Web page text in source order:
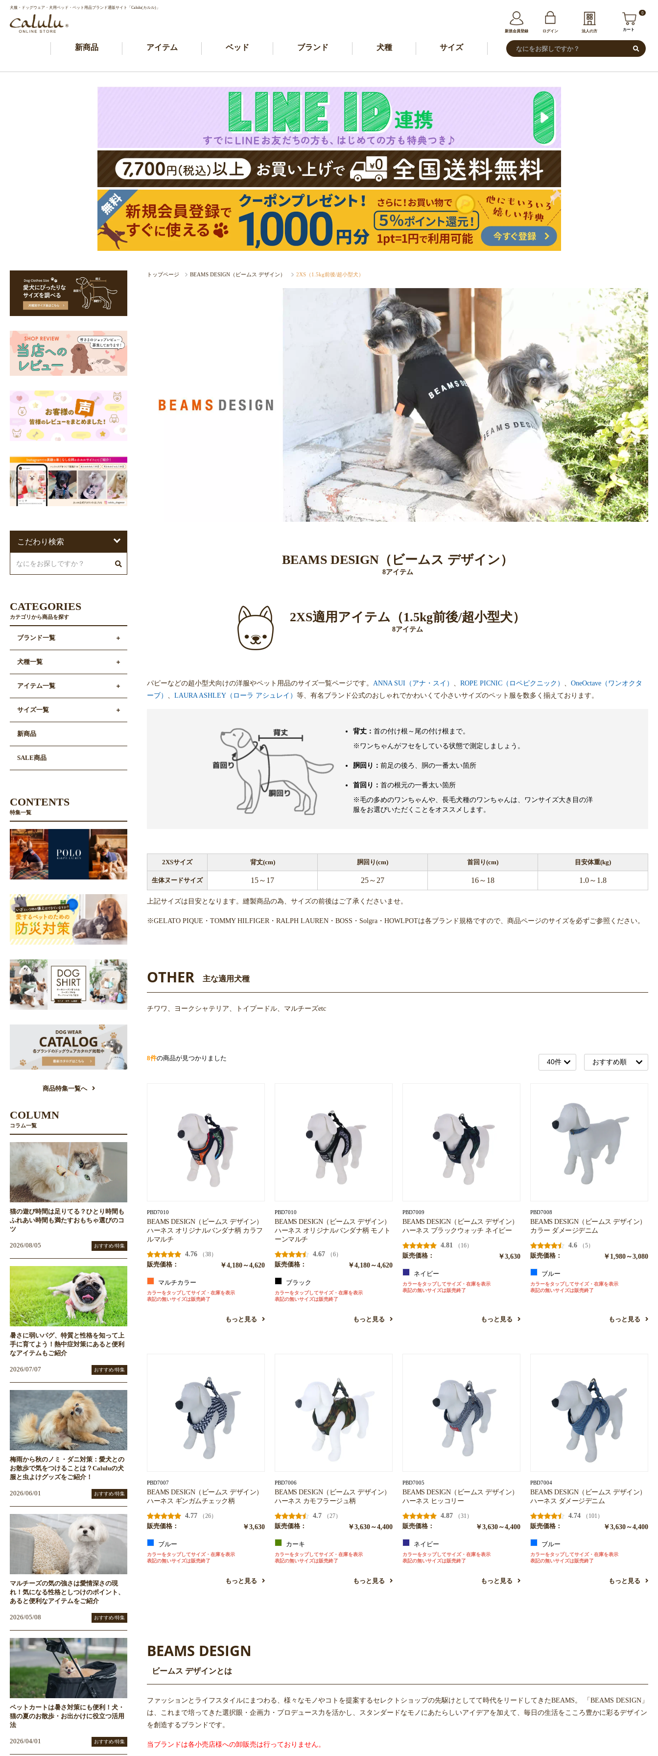
犬服・ドッグウェア・犬用ベッド・ペット用品ブランド通販サイト「Calulu(カルル)」
新規会員登録 ログイン 法人の方
0
カート
新商品 アイテム ベッド ブランド 犬種 サイズ
トップページ BEAMS DESIGN（ビームス デザイン） 2XS（1.5kg前後/超小型犬）
BEAMS DESIGN（ビームス デザイン）
8アイテム
2XS適用アイテム（1.5kg前後/超小型犬）
8アイテム
パピーなどの超小型犬向けの洋服やペット用品のサイズ一覧ページです。 ANNA SUI（アナ・スイ） ROPE PICNIC（ロペピクニック）
OneOctave（ワンオクタ
ーブ）
LAURA ASHLEY（ローラ アシュレイ） 等、有名ブランド公式のおしゃれでかわいくて小さいサイズのペット服を数多く揃えております。
背丈： 首の付け根～尾の付け根まで。
※ワンちゃんがフセをしている状態で測定しましょう。
胴回り： 前足の後ろ、胴の一番太い箇所
首回り： 首の根元の一番太い箇所
※毛の多めのワンちゃんや、長毛犬種のワンちゃんは、ワンサイズ大き目の洋
服をお選びいただくことをオススメします。
2XSサイズ 背丈(cm) 胴回り(cm) 首回り(cm) 目安体重(kg)
生体ヌードサイズ 15～17 25～27 16～18 1.0～1.8
上記サイズは目安となります。縫製商品の為、サイズの前後はご了承くださいませ。
※GELATO PIQUE・TOMMY HILFIGER・RALPH LAUREN・BOSS・Solgra・HOWLPOTは各ブランド規格ですので、商品ページのサイズを必ずご参照ください。
OTHER 主な適用犬種
チワワ、ヨークシャテリア、トイプードル、マルチーズetc
8件の商品が見つかりました
PBD7010
BEAMS DESIGN（ビームス デザイン）
ハーネス オリジナルバンダナ柄 カラフ
ルマルチ
4.76
（38）
販売価格：
￥4,180～4,620
マルチカラー
カラーをタップしてサイズ・在庫を表示
表記の無いサイズは販売終了
もっと見る
PBD7010
BEAMS DESIGN（ビームス デザイン）
ハーネス オリジナルバンダナ柄 モノト
ーンマルチ
4.67
（6）
販売価格：
￥4,180～4,620
ブラック
カラーをタップしてサイズ・在庫を表示
表記の無いサイズは販売終了
もっと見る
PBD7009
BEAMS DESIGN（ビームス デザイン）
ハーネス ブラックウォッチ ネイビー
4.81
（16）
販売価格：
￥3,630
ネイビー
カラーをタップしてサイズ・在庫を表示
表記の無いサイズは販売終了
もっと見る
PBD7008
BEAMS DESIGN（ビームス デザイン）
カラー ダメージデニム
4.6
（5）
販売価格：
￥1,980～3,080
ブルー
カラーをタップしてサイズ・在庫を表示
表記の無いサイズは販売終了
もっと見る
PBD7007
BEAMS DESIGN（ビームス デザイン）
ハーネス ギンガムチェック柄
4.77
（26）
販売価格：
￥3,630
ブルー
カラーをタップしてサイズ・在庫を表示
表記の無いサイズは販売終了
もっと見る
PBD7006
BEAMS DESIGN（ビームス デザイン）
ハーネス カモフラージュ柄
4.7
（27）
販売価格：
￥3,630～4,400
カーキ
カラーをタップしてサイズ・在庫を表示
表記の無いサイズは販売終了
もっと見る
PBD7005
BEAMS DESIGN（ビームス デザイン）
ハーネス ヒッコリー
4.87
（31）
販売価格：
￥3,630～4,400
ネイビー
カラーをタップしてサイズ・在庫を表示
表記の無いサイズは販売終了
もっと見る
PBD7004
BEAMS DESIGN（ビームス デザイン）
ハーネス ダメージデニム
4.74
（101）
販売価格：
￥3,630～4,400
ブルー
カラーをタップしてサイズ・在庫を表示
表記の無いサイズは販売終了
もっと見る
BEAMS DESIGN
ビームス デザインとは
ファッションとライフスタイルにまつわる、様々なモノやコトを提案するセレクトショップの先駆けとしてて時代をリードしてきたBEAMS。 「BEAMS DESIGN」
は、これまで培ってきた選択眼・企画力・プロデュース力を活かし、スタンダードなモノにあたらしいアイデアを加えて、毎日の生活をこころ豊かに彩るデザイン
を創造するブランドです。
当ブランドは各小売店様への卸販売は行っておりません。
こだわり検索
CATEGORIES
カテゴリから商品を探す
ブランド一覧
犬種一覧
アイテム一覧
サイズ一覧
新商品
SALE商品
CONTENTS
特集一覧
商品特集一覧へ
COLUMN
コラム一覧
猫の遊び時間は足りてる？ひとり時間も
ふれあい時間も満たすおもちゃ選びのコ
ツ
2026/08/05 おすすめ/特集
暑さに弱いパグ、特質と性格を知って上
手に育てよう！熱中症対策にあると便利
なアイテムもご紹介
2026/07/07 おすすめ/特集
梅雨から秋のノミ・ダニ対策：愛犬との
お散歩で気をつけることは？Caluluの犬
服と虫よけグッズをご紹介！
2026/06/01 おすすめ/特集
マルチーズの気の強さは愛情深さの現
れ！気になる性格としつけのポイント、
あると便利なアイテムをご紹介
2026/05/08 おすすめ/特集
ペットカートは暑さ対策にも便利！犬・
猫の夏のお散歩・お出かけに役立つ活用
法
2026/04/01 おすすめ/特集